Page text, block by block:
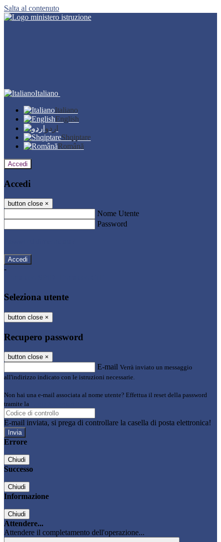
Salta al contenuto
Italiano
Italiano
English
اردو
Shqiptare
Română
Accedi
Accedi
button close ×
Nome Utente
Password
-
Seleziona utente
button close ×
Recupero password
button close ×
E-mail Verrà inviato un messaggio
all'indirizzo indicato con le istruzioni necessarie.
Non hai una e-mail associata al nome utente? Effettua il reset della password
tramite la
E-mail inviata, si prega di controllare la casella di posta elettronica!
Errore
Chiudi
Successo
Chiudi
Informazione
Chiudi
Attendere...
Attendere il completamento dell'operazione...